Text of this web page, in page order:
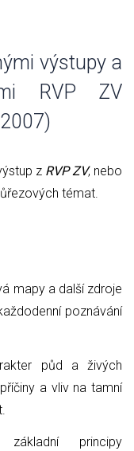
výstupy a
RVP ZV
z RVP ZV, nebo
témat.
mapy a další zdroje
poznávání
půd a živých
a vliv na tamní
základní principy